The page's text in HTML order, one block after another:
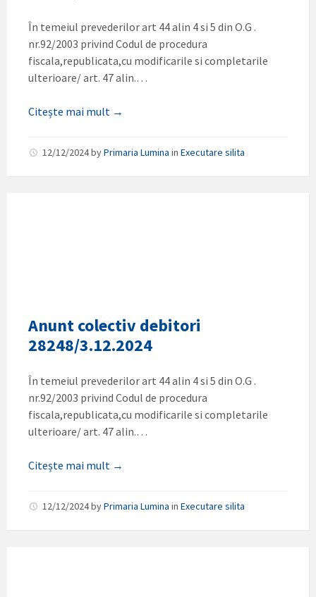
În temeiul prevederilor art 44 alin 4 si 5 din O.G .
nr.92/2003 privind Codul de procedura
fiscala,republicata,cu modificarile si completarile
ulterioare/ art. 47 alin.…
Citește mai mult →
12/12/2024byPrimaria Lumina in Executare silita
Anunt colectiv debitori
28248/3.12.2024
În temeiul prevederilor art 44 alin 4 si 5 din O.G .
nr.92/2003 privind Codul de procedura
fiscala,republicata,cu modificarile si completarile
ulterioare/ art. 47 alin.…
Citește mai mult →
12/12/2024byPrimaria Lumina in Executare silita